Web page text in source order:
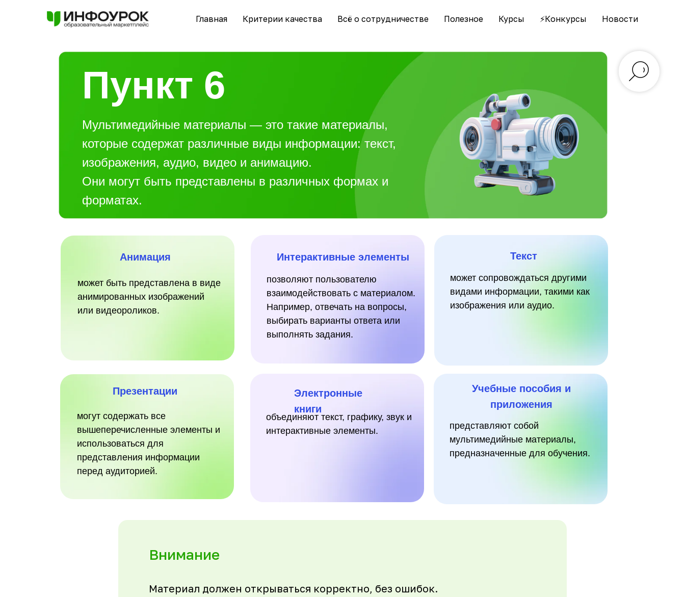
Главная Критерии качества Всё о сотрудничестве Полезное Курсы ⚡️Конкурсы Новости
Анимация
может быть представлена в виде
анимированных изображений
или видеороликов.
может сопровождаться другими
видами информации, такими как
изображения или аудио.
могут содержать все
вышеперечисленные элементы и
использоваться для
представления информации
перед аудиторией.
объединяют текст, графику, звук и
интерактивные элементы.
представляют собой
мультимедийные материалы,
предназначенные для обучения.
Интерактивные элементы Текст
Презентации
Электронные
книги
Учебные пособия и
приложения
Пункт 6
позволяют пользователю
взаимодействовать с материалом.
Например, отвечать на вопросы,
выбирать варианты ответа или
выполнять задания.
Мультимедийные материалы — это такие материалы,
которые содержат различные виды информации: текст,
изображения, аудио, видео и анимацию.
Они могут быть представлены в различных формах и
форматах.
Внимание
Материал должен открываться корректно, без ошибок.